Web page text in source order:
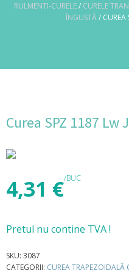
RULMENTI-CURELE/ CURELE
ÎNGUSTĂ/ CUREA
Curea SPZ 1187 Lw
4,31 €/BUC
Pretul nu contine TVA !
SKU: 3087
CATEGORII: CUREA TRAPEZOIDALĂ